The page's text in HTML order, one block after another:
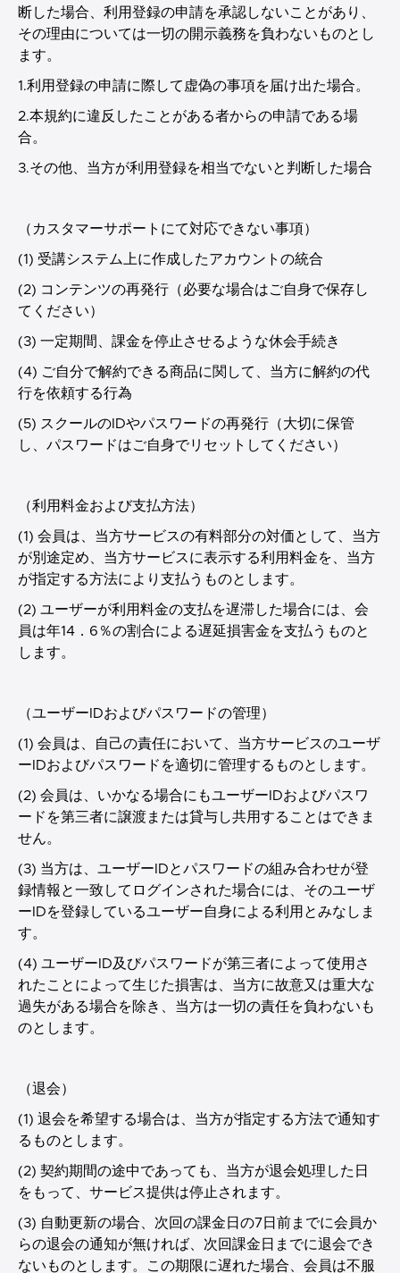
断した場合、利用登録の申請を承認しないことがあり、
その理由については一切の開示義務を負わないものとし
ます。
1.利用登録の申請に際して虚偽の事項を届け出た場合。
2.本規約に違反したことがある者からの申請である場
合。
3.その他、当方が利用登録を相当でないと判断した場合
（カスタマーサポートにて対応できない事項）
(1) 受講システム上に作成したアカウントの統合
(2) コンテンツの再発行（必要な場合はご自身で保存し
てください）
(3) 一定期間、課金を停止させるような休会手続き
(4) ご自分で解約できる商品に関して、当方に解約の代
行を依頼する行為
(5) スクールのIDやパスワードの再発行（大切に保管
し、パスワードはご自身でリセットしてください）
（利用料金および支払方法）
(1) 会員は、当方サービスの有料部分の対価として、当方
が別途定め、当方サービスに表示する利用料金を、当方
が指定する方法により支払うものとします。
(2) ユーザーが利用料金の支払を遅滞した場合には、会
員は年14．6％の割合による遅延損害金を支払うものと
します。
（ユーザーIDおよびパスワードの管理）
(1) 会員は、自己の責任において、当方サービスのユーザ
ーIDおよびパスワードを適切に管理するものとします。
(2) 会員は、いかなる場合にもユーザーIDおよびパスワ
ードを第三者に譲渡または貸与し共用することはできま
せん。
(3) 当方は、ユーザーIDとパスワードの組み合わせが登
録情報と一致してログインされた場合には、そのユーザ
ーIDを登録しているユーザー自身による利用とみなしま
す。
(4) ユーザーID及びパスワードが第三者によって使用さ
れたことによって生じた損害は、当方に故意又は重大な
過失がある場合を除き、当方は一切の責任を負わないも
のとします。
（退会）
(1) 退会を希望する場合は、当方が指定する方法で通知す
るものとします。
(2) 契約期間の途中であっても、当方が退会処理した日
をもって、サービス提供は停止されます。
(3) 自動更新の場合、次回の課金日の7日前までに会員か
らの退会の通知が無ければ、次回課金日までに退会でき
ないものとします。この期限に遅れた場合、会員は不服